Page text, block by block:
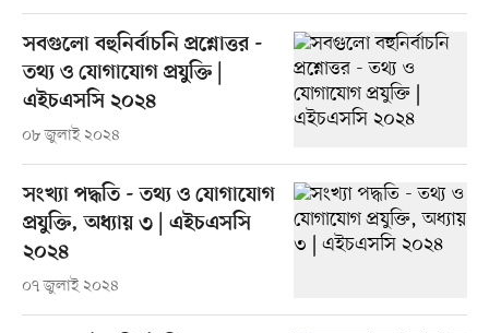
সবগুলো বহুনির্বাচনি প্রশ্নোত্তর -
তথ্য ও যোগাযোগ প্রযুক্তি |
এইচএসসি ২০২৪
০৮ জুলাই ২০২৪
সংখ্যা পদ্ধতি - তথ্য ও যোগাযোগ
প্রযুক্তি, অধ্যায় ৩ | এইচএসসি
২০২৪
০৭ জুলাই ২০২৪